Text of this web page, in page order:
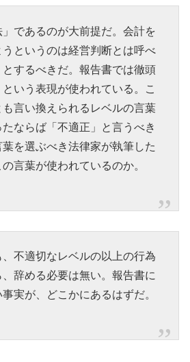
であるのが大前提だ。会計を
というのは経営判断とは呼べ
するべきだ。報告書では徹頭
いう表現が使われている。こ
言い換えられるレベルの言葉
ならば「不適正」と言うべき
を選ぶべき法律家が執筆した
言葉が使われているのか。
不適切なレベルの以上の行為
辞める必要は無い。報告書に
実が、どこかにあるはずだ。